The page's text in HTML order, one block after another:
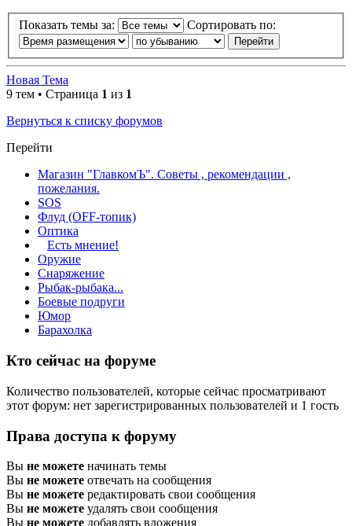
Показать темы за: Сортировать по:
Новая Тема
9 тем • Страница 1 из 1
Вернуться к списку форумов
Перейти
Магазин "ГлавкомЪ". Советы , рекомендации ,
пожелания.
SOS
Флуд (OFF-топик)
Оптика
Есть мнение!
Оружие
Снаряжение
Рыбак-рыбака...
Боевые подруги
Юмор
Барахолка
Кто сейчас на форуме
Количество пользователей, которые сейчас просматривают
этот форум: нет зарегистрированных пользователей и 1 гость
Права доступа к форуму
Вы не можете начинать темы
Вы не можете отвечать на сообщения
Вы не можете редактировать свои сообщения
Вы не можете удалять свои сообщения
Вы не можете добавлять вложения